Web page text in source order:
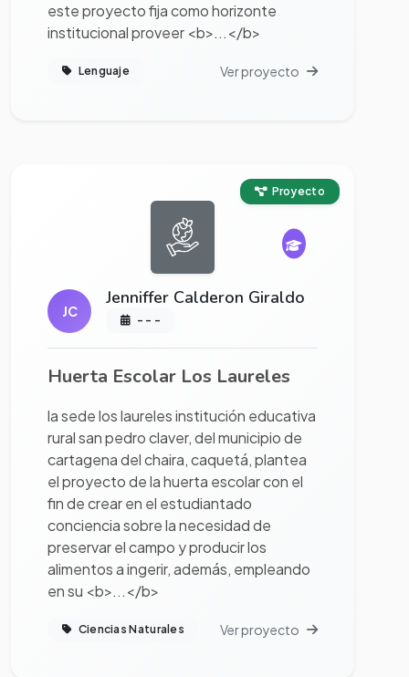
este proyecto fija como horizonte
institucional proveer <b>...</b>
Lenguaje Ver proyecto
Proyecto
JC
Jenniffer Calderon Giraldo
- - -
Huerta Escolar Los Laureles
la sede los laureles institución educativa
rural san pedro claver, del municipio de
cartagena del chaira, caquetá, plantea
el proyecto de la huerta escolar con el
fin de crear en el estudiantado
conciencia sobre la necesidad de
preservar el campo y producir los
alimentos a ingerir, además, empleando
en su <b>...</b>
Ciencias Naturales Ver proyecto